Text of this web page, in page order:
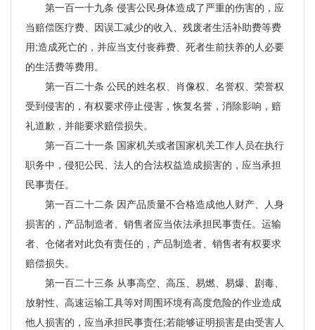
第一百一十九条 侵害公民身体造成了严重的伤害的，应
当赔偿医疗费、因误工减少的收入、残废者生活补助费等费
用;造成死亡的，并应当支付丧葬费、死者生前扶养的人必要
的生活费等费用。
第一百二十条 公民的姓名权、肖像权、名誉权、荣誉权
受到侵害的，有权要求停止侵害，恢复名誉，消除影响，赔
礼道歉，并能要求赔偿损失。
第一百二十一条 国家机关或者国家机关工作人员在执行
职务中，侵犯公民、法人的合法权益造成损害的，应当承担
民事责任。
第一百二十二条 因产品质量不合格造成他人财产、人身
损害的，产品制造者、销售者应当依法承担民事责任。运输
者、仓储者对此负有责任的，产品制造者、销售者有权要求
赔偿损失。
第一百二十三条 从事高空、高压、易燃、易爆、剧毒、
放射性、高速运输工具等对周围环境有高度危险的作业造成
他人损害的，应当承担民事责任;若能够证明损害是由受害人